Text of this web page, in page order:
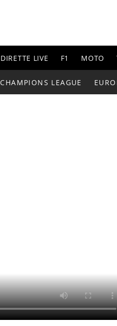
DIRETTE LIVE F1 MOTO
CHAMPIONS LEAGUE